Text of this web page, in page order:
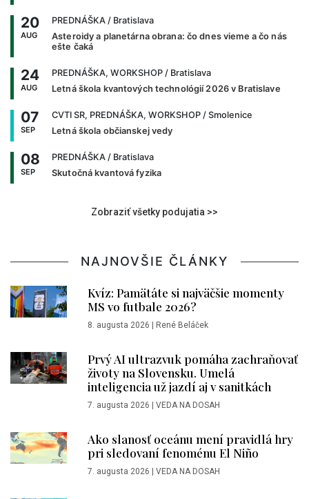
20
AUG
PREDNÁŠKA / Bratislava
Asteroidy a planetárna obrana: čo dnes vieme a čo nás
ešte čaká
24
AUG
PREDNÁŠKA, WORKSHOP / Bratislava
Letná škola kvantových technológií 2026 v Bratislave
07
SEP
CVTI SR, PREDNÁŠKA, WORKSHOP / Smolenice
Letná škola občianskej vedy
08
SEP
PREDNÁŠKA / Bratislava
Skutočná kvantová fyzika
Zobraziť všetky podujatia >>
NAJNOVŠIE ČLÁNKY
Kvíz: Pamätáte si najväčšie momenty
MS vo futbale 2026?
8. augusta 2026 | René Beláček
Prvý AI ultrazvuk pomáha zachraňovať
životy na Slovensku. Umelá
inteligencia už jazdí aj v sanitkách
7. augusta 2026 | VEDA NA DOSAH
Ako slanosť oceánu mení pravidlá hry
pri sledovaní fenoménu El Niño
7. augusta 2026 | VEDA NA DOSAH